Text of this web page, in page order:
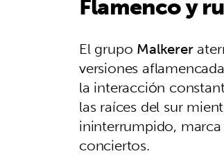
El grupo Malkerer
versiones
la interacción
las raíces del sur
ininterrumpido,
conciertos.